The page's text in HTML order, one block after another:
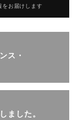
をお届けします
ス・
ました。